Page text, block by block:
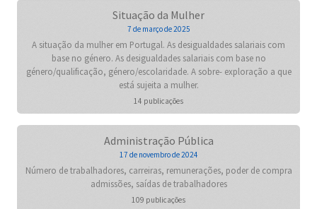
Situação da Mulher
7 de março de 2025
A situação da mulher em Portugal. As desigualdades salariais com
base no género. As desigualdades salariais com base no
género/qualificação, género/escolaridade. A sobre- exploração a que
está sujeita a mulher.
14 publicações
Administração Pública
17 de novembro de 2024
Número de trabalhadores, carreiras, remunerações, poder de compra
admissões, saídas de trabalhadores
109 publicações